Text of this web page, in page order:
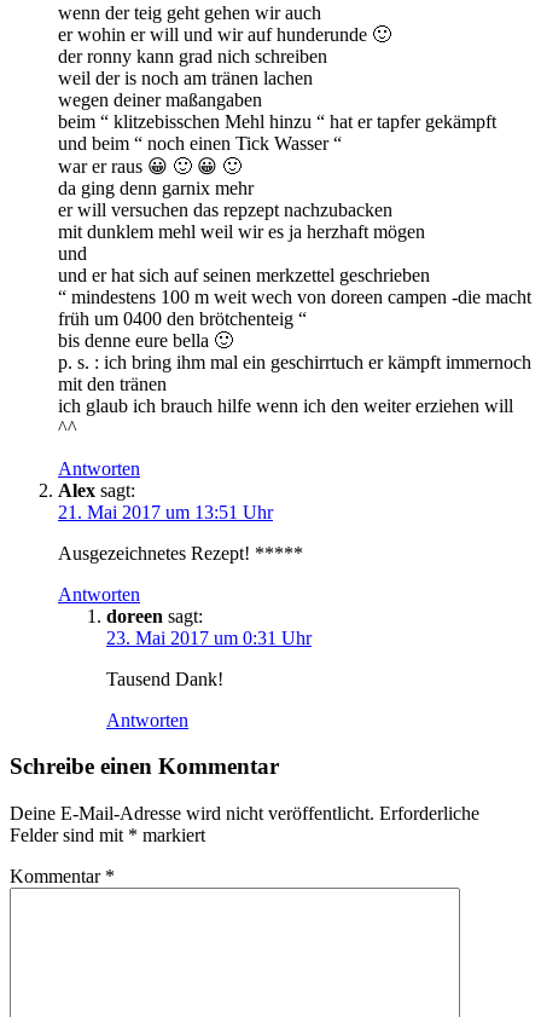
wenn der teig geht gehen wir auch
er wohin er will und wir auf hunderunde 🙂
der ronny kann grad nich schreiben
weil der is noch am tränen lachen
wegen deiner maßangaben
beim “ klitzebisschen Mehl hinzu “ hat er tapfer gekämpft
und beim “ noch einen Tick Wasser “
war er raus 😀 🙂 😀 🙂
da ging denn garnix mehr
er will versuchen das repzept nachzubacken
mit dunklem mehl weil wir es ja herzhaft mögen
und
und er hat sich auf seinen merkzettel geschrieben
“ mindestens 100 m weit wech von doreen campen -die macht
früh um 0400 den brötchenteig “
bis denne eure bella 🙂
p. s. : ich bring ihm mal ein geschirrtuch er kämpft immernoch
mit den tränen
ich glaub ich brauch hilfe wenn ich den weiter erziehen will
^^
Antworten
Alex sagt:
21. Mai 2017 um 13:51 Uhr
Ausgezeichnetes Rezept! *****
Antworten
doreen sagt:
23. Mai 2017 um 0:31 Uhr
Tausend Dank!
Antworten
Schreibe einen Kommentar
Deine E-Mail-Adresse wird nicht veröffentlicht. Erforderliche
Felder sind mit * markiert
Kommentar *